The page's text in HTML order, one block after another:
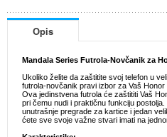
Opis
Mandala Series Futrola-Novčanik za
Ukoliko želite da zaštitite svoj telefon u
futrola-novčanik pravi izbor za Vaš Honor
Ova jedinstvena futrola će zaštititi Vaš
pri čemu nudi i praktičnu funkciju
unutrašnje pregrade za kartice i jedan
ćete sve svoje važne stvari imati na